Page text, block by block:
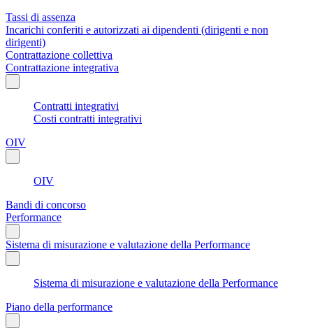
Tassi di assenza
Incarichi conferiti e autorizzati ai dipendenti (dirigenti e non
dirigenti)
Contrattazione collettiva
Contrattazione integrativa
Contratti integrativi
Costi contratti integrativi
OIV
OIV
Bandi di concorso
Performance
Sistema di misurazione e valutazione della Performance
Sistema di misurazione e valutazione della Performance
Piano della performance